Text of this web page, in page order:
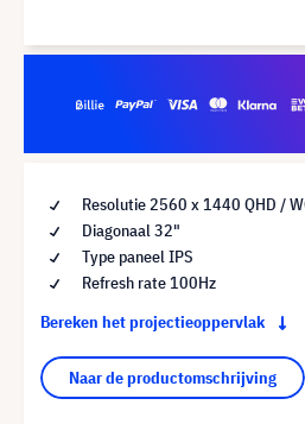
Resolutie 2560 x 1440 QHD /
Diagonaal 32"
Type paneel IPS
Refresh rate 100Hz
Bereken het projectieoppervlak
Naar de productomschrijving